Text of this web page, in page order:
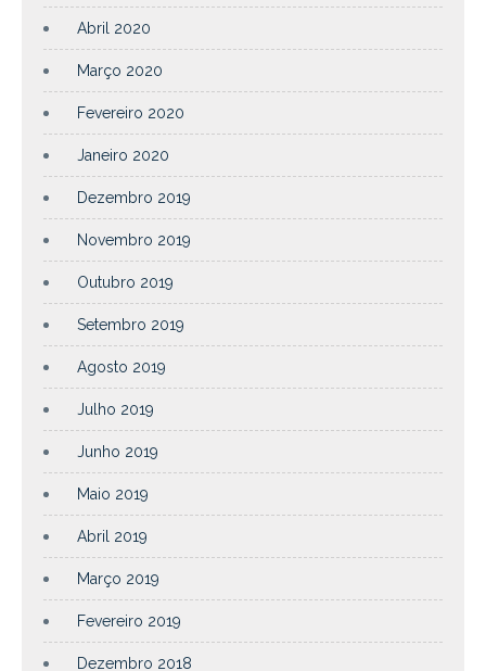
Abril 2020
Março 2020
Fevereiro 2020
Janeiro 2020
Dezembro 2019
Novembro 2019
Outubro 2019
Setembro 2019
Agosto 2019
Julho 2019
Junho 2019
Maio 2019
Abril 2019
Março 2019
Fevereiro 2019
Dezembro 2018